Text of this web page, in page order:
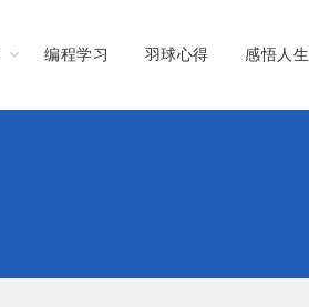
编程学习 羽球心得 感悟人生